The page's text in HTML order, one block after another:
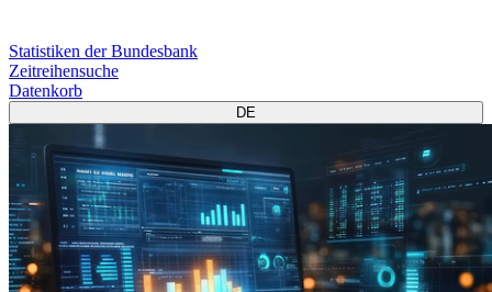
Statistiken der Bundesbank
Zeitreihensuche
Datenkorb
DE